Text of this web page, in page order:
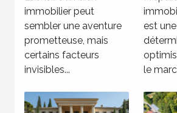
bien immobilier
?
immobilier peut
sembler une aventure
prometteuse, mais
certains facteurs
invisibles...
est
le